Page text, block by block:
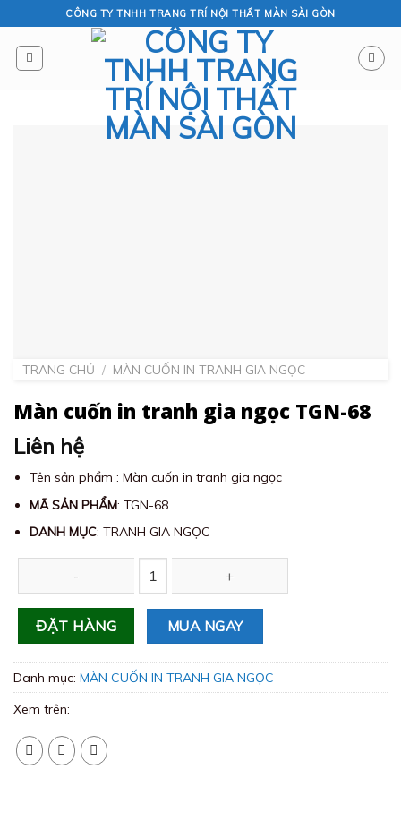
to
content
CÔNG TY TNHH TRANG TRÍ NỘI THẤT MÀN SÀI GÒN
TRANG CHỦ / MÀN CUỐN IN TRANH GIA NGỌC
Màn cuốn in tranh gia ngọc TGN-68
Liên hệ
Tên sản phẩm : Màn cuốn in tranh gia ngọc
MÃ SẢN PHẨM: TGN-68
DANH MỤC: TRANH GIA NGỌC
ĐẶT HÀNG MUA NGAY
Danh mục: MÀN CUỐN IN TRANH GIA NGỌC
Xem trên: